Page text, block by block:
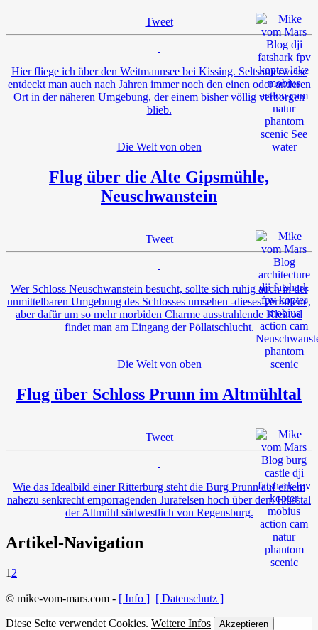
Tweet
Hier fliege ich über den Weitmannsee bei Kissing. Seltsamerweise
entdeckt man auch nach Jahren immer noch den einen oder anderen
Ort in der näheren Umgebung, der einem bisher völlig verborgen
blieb.
Die Welt von oben
Flug über die Alte Gipsmühle,
Neuschwanstein
Tweet
Wer Schloss Neuschwanstein besucht, sollte sich ruhig auch in der
unmittelbaren Umgebung des Schlosses umsehen -dieses verfallene,
aber dafür um so mehr morbiden Charme ausstrahlende Kleinod
findet man am Eingang der Pöllatschlucht.
Die Welt von oben
Flug über Schloss Prunn im Altmühltal
Tweet
Wie das Idealbild einer Ritterburg steht die Burg Prunn auf einem
nahezu senkrecht emporragenden Jurafelsen hoch über dem Flusstal
der Altmühl südwestlich von Regensburg.
Artikel-Navigation
1 2
© mike-vom-mars.com - [ Info ] [ Datenschutz ]
Diese Seite verwendet Cookies. Weitere Infos Akzeptieren